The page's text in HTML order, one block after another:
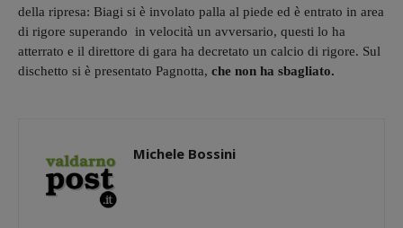
della ripresa: Biagi si è involato palla al piede ed è entrato in area
di rigore superando in velocità un avversario, questi lo ha
atterrato e il direttore di gara ha decretato un calcio di rigore. Sul
dischetto si è presentato Pagnotta, che non ha sbagliato.
Michele Bossini